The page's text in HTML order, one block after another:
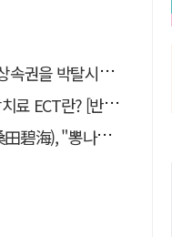
시킬 수 있을까요
[반려동물 건강톡톡]
푸른 바다가 되었다."